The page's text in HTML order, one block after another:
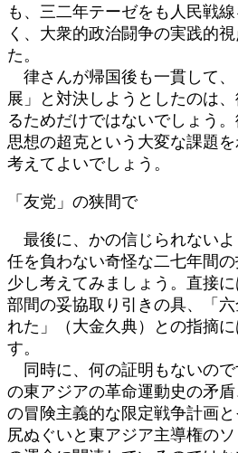
も、三二年テーゼをも人民戦
く、大衆的政治闘争の実践的
た。
律さんが帰国後も一貫して
展」と対決しようとしたのは
るためだけではないでしょう
思想の超克という大変な課題
考えてよいでしょう。
「友党」の狭間で
最後に、かの信じられない
任を負わない奇怪な二七年間の
少し考えてみましょう。直接
部間の妥協取り引きの具、「
れた」（大金久典）との指摘
す。
同時に、何の証明もないの
の東アジアの革命運動史の矛
の冒険主義的な限定戦争計画
尻ぬぐいと東アジア主導権の